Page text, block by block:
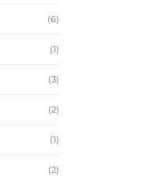
(6)
(1)
(3)
(2)
(1)
(2)